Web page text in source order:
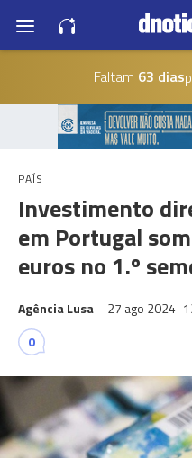
Faltam 63 dias
PAÍS
Investimento
em Portugal
euros no 1.º
Agência Lusa 27 ago 2024
0